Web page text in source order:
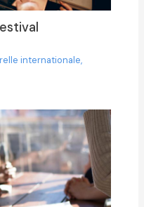
internationale,